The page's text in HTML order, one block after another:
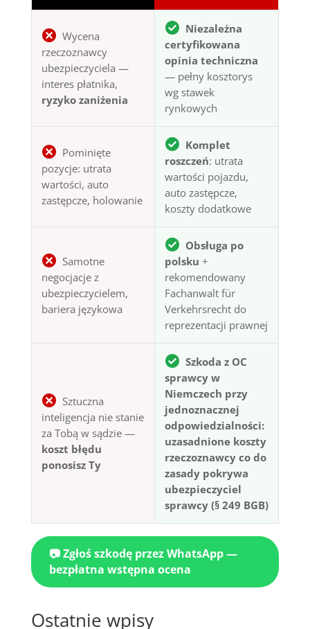
Wycena
rzeczoznawcy
ubezpieczyciela —
interes płatnika,
ryzyko zaniżenia
Niezależna
certyfikowana
opinia techniczna
— pełny kosztorys
wg stawek
rynkowych
Pominięte
pozycje: utrata
wartości, auto
zastępcze, holowanie
Komplet
roszczeń: utrata
wartości pojazdu,
auto zastępcze,
koszty dodatkowe
Samotne
negocjacje z
ubezpieczycielem,
bariera językowa
Obsługa po
polsku +
rekomendowany
Fachanwalt für
Verkehrsrecht do
reprezentacji prawnej
Sztuczna
inteligencja nie stanie
za Tobą w sądzie —
koszt błędu
ponosisz Ty
Szkoda z OC
sprawcy w
Niemczech przy
jednoznacznej
odpowiedzialności:
uzasadnione koszty
rzeczoznawcy co do
zasady pokrywa
ubezpieczyciel
sprawcy (§ 249 BGB)
📷 Zgłoś szkodę przez WhatsApp —
bezpłatna wstępna ocena
Ostatnie wpisy